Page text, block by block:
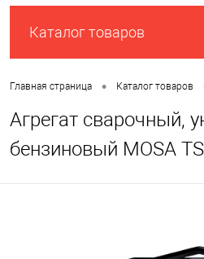
Каталог товаров
Главная страница • Каталог товаров
Агрегат сварочный,
бензиновый MOSA